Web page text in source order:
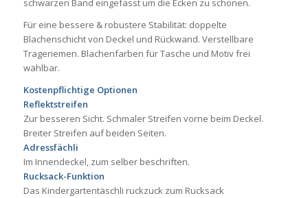
schwarzen Band eingefasst um die Ecken zu schonen.
Für eine bessere & robustere Stabilität: doppelte
Blachenschicht von Deckel und Rückwand. Verstellbare
Trageriemen. Blachenfarben für Tasche und Motiv frei
wählbar.
Kostenpflichtige Optionen
Reflektstreifen
Zur besseren Sicht. Schmaler Streifen vorne beim Deckel.
Breiter Streifen auf beiden Seiten.
Adressfächli
Im Innendeckel, zum selber beschriften.
Rucksack-Funktion
Das Kindergartentäschli ruckzuck zum Rucksack